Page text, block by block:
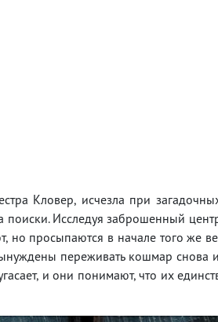
Кловер, исчезла при
поиски. Исследуя заброшенный
но просыпаются в начале того же
переживать кошмар
и они понимают, что их